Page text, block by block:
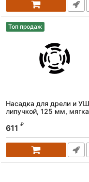
Топ продаж
Насадка для дрели и
липучкой, 125 мм,
Артикул:
611 ₽